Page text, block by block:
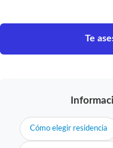
Te
Cómo elegir residencia